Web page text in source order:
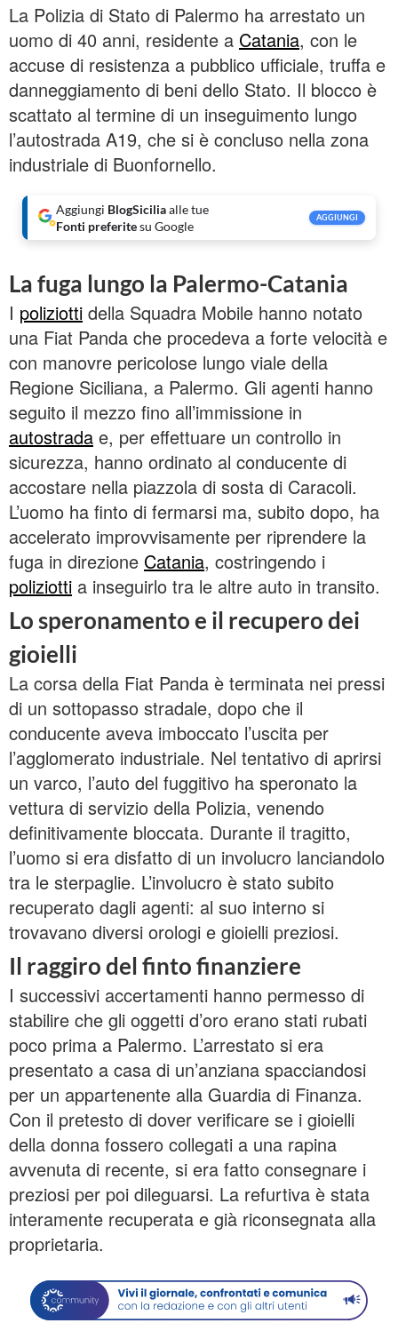
La Polizia di Stato di Palermo ha arrestato un
uomo di 40 anni, residente a Catania, con le
accuse di resistenza a pubblico ufficiale, truffa e
danneggiamento di beni dello Stato. Il blocco è
scattato al termine di un inseguimento lungo
l’autostrada A19, che si è concluso nella zona
industriale di Buonfornello.
Aggiungi BlogSiciliaalle tue
Fonti preferitesu Google
AGGIUNGI
La fuga lungo la Palermo-Catania
I poliziotti della Squadra Mobile hanno notato
una Fiat Panda che procedeva a forte velocità e
con manovre pericolose lungo viale della
Regione Siciliana, a Palermo. Gli agenti hanno
seguito il mezzo fino all’immissione in
autostrada e, per effettuare un controllo in
sicurezza, hanno ordinato al conducente di
accostare nella piazzola di sosta di Caracoli.
L’uomo ha finto di fermarsi ma, subito dopo, ha
accelerato improvvisamente per riprendere la
fuga in direzione Catania, costringendo i
poliziotti a inseguirlo tra le altre auto in transito.
Lo speronamento e il recupero dei
gioielli
La corsa della Fiat Panda è terminata nei pressi
di un sottopasso stradale, dopo che il
conducente aveva imboccato l’uscita per
l’agglomerato industriale. Nel tentativo di aprirsi
un varco, l’auto del fuggitivo ha speronato la
vettura di servizio della Polizia, venendo
definitivamente bloccata. Durante il tragitto,
l’uomo si era disfatto di un involucro lanciandolo
tra le sterpaglie. L’involucro è stato subito
recuperato dagli agenti: al suo interno si
trovavano diversi orologi e gioielli preziosi.
Il raggiro del finto finanziere
I successivi accertamenti hanno permesso di
stabilire che gli oggetti d’oro erano stati rubati
poco prima a Palermo. L’arrestato si era
presentato a casa di un’anziana spacciandosi
per un appartenente alla Guardia di Finanza.
Con il pretesto di dover verificare se i gioielli
della donna fossero collegati a una rapina
avvenuta di recente, si era fatto consegnare i
preziosi per poi dileguarsi. La refurtiva è stata
interamente recuperata e già riconsegnata alla
proprietaria.